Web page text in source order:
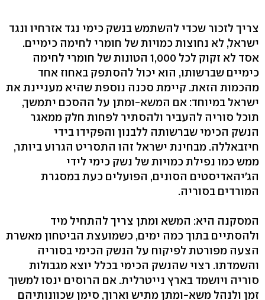
צריך לזכור שכדי להשתמש בנשק כימי נגד אזרחיו ונגד
ישראל, לא נחוצות כמויות של חומרי לחימה כימיים.
אסד לא זקוק לכל 1,000 הטונות של חומרי לחימה
כימיים שברשותו, הוא יכול להסתפק באחוז אחד
מהכמות הזאת. קיימת סכנה נוספת שהיא מעניינת את
ישראל במיוחד: אם המשא-ומתן על ההסכם יתמשך,
תוכל סוריה להעביר ולהסתיר לפחות חלק ממאגר
הנשק הכימי שברשותה ללבנון והפקידו בידי
חיזבאללה. מבחינת ישראל זהו התסריט הגרוע ביותר,
ממש כמו נפילת כמויות של נשק כימי לידי
הג'יהאדיסטים הסונים, הפועלים כעת במסגרת
המורדים בסוריה.
המסקנה היא: המשא ומתן צריך להתחיל מיד
ולהסתיים בתוך כמה ימים, כשמועצת הביטחון מאשרת
הצעה מפורטת לפיקוח על הנשק הכימי בסוריה
והשמדתו. רצוי שהנשק הכימי בכלל יוצא מגבולות
סוריה ויושמד בארץ נייטרלית. אם הרוסים ינסו למשוך
זמן ולנהל משא-ומתן מתיש וארוך, סימן שכוונותיהם